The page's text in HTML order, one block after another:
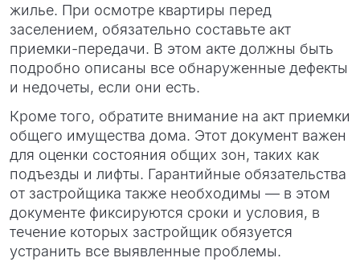
жилье. При осмотре квартиры перед
заселением, обязательно составьте акт
приемки-передачи. В этом акте должны быть
подробно описаны все обнаруженные дефекты
и недочеты, если они есть.
Кроме того, обратите внимание на акт приемки
общего имущества дома. Этот документ важен
для оценки состояния общих зон, таких как
подъезды и лифты. Гарантийные обязательства
от застройщика также необходимы — в этом
документе фиксируются сроки и условия, в
течение которых застройщик обязуется
устранить все выявленные проблемы.